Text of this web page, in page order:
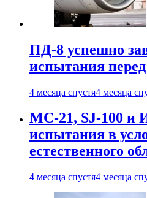
ПД-8 успешно
испытания
4 месяца спустя4 месяца
МС-21, SJ-100 и
испытания в
естественного
4 месяца спустя4 месяца